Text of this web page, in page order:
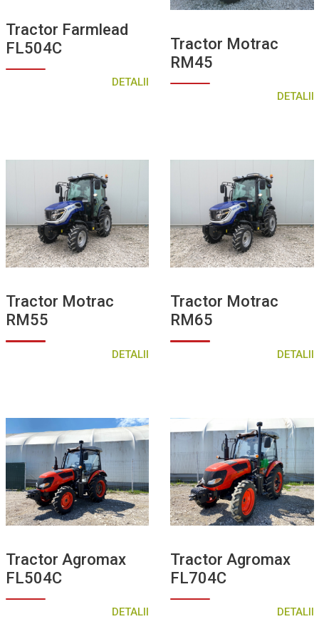
Stropitori pentru cîmp
Stropitori pentru vie/livadă
Tocătoare de resturi vegetale
Tractor Farmlead
FL504C
DETALII
Tractor Motrac
RM45
DETALII
Tractor Motrac
RM55
DETALII
Tractor Motrac
RM65
DETALII
Tractor Agromax
FL504C
DETALII
Tractor Agromax
FL704C
DETALII